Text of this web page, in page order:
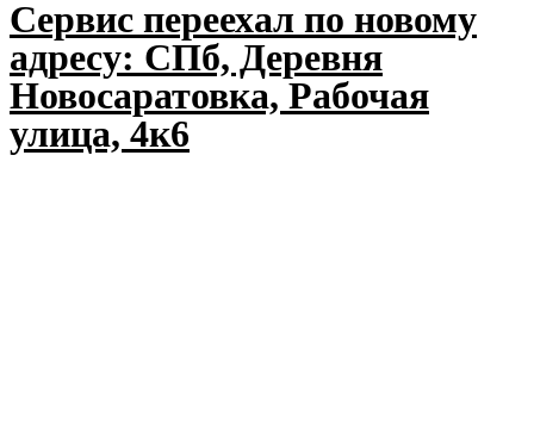
Сервис переехал по новому
адресу: СПб, Деревня
Новосаратовка, Рабочая
улица, 4к6